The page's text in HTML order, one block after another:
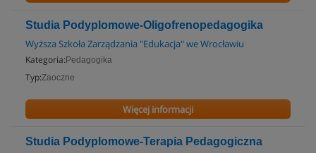
Studia Podyplomowe-Oligofrenopedagogika
Wyższa Szkoła Zarządzania "Edukacja" we Wrocławiu
Kategoria: Pedagogika
Typ:Zaoczne
Więcej informacji
Studia Podyplomowe-Terapia Pedagogiczna